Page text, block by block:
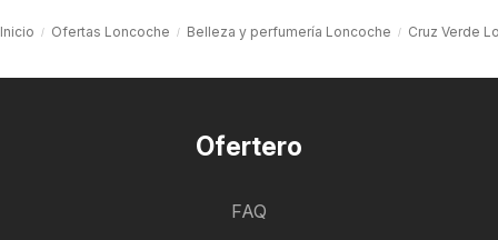
Inicio Ofertas Loncoche Belleza y perfumería Loncoche Cruz Verde
Ofertero
FAQ